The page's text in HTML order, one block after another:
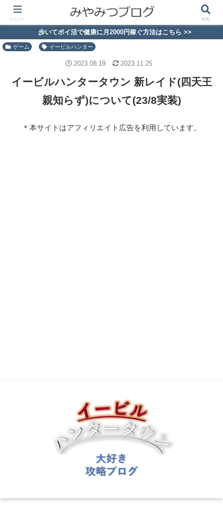
歩いてポイ活で健康に月2000円稼ぐ方法はこちら >>
ゲーム イービルハンター
イービルハンタータウン 新レイド(四天王
親知らず)について(23/8実装)
＊本サイトはアフィリエイト広告を利用しています。
2023.08.19 2023.11.25
メニュー 検索